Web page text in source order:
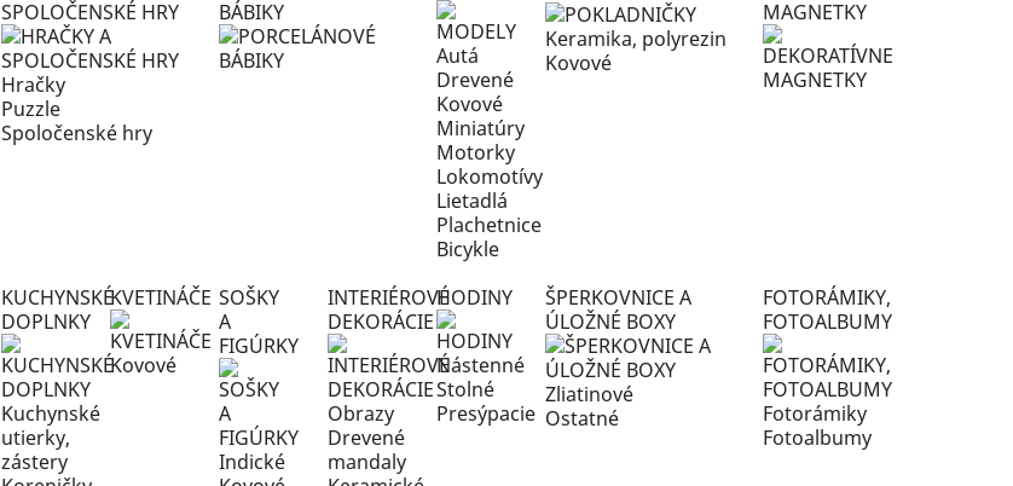
SPOLOČENSKÉ HRY
Hračky
Puzzle
Spoločenské hry
BÁBIKY
Autá
Drevené
Kovové
Miniatúry
Motorky
Lokomotívy
Lietadlá
Plachetnice
Bicykle
Keramika, polyrezin
Kovové
MAGNETKY
KUCHYNSKÉ
DOPLNKY
Kuchynské
utierky,
zástery
KVETINÁČE
Kovové
SOŠKY
A
FIGÚRKY
Indické
INTERIÉROVÉ
DEKORÁCIE
Obrazy
Drevené
mandaly
HODINY
Nástenné
Stolné
Presýpacie
ŠPERKOVNICE A
ÚLOŽNÉ BOXY
Zliatinové
Ostatné
FOTORÁMIKY,
FOTOALBUMY
Fotorámiky
Fotoalbumy